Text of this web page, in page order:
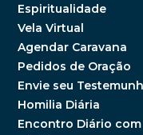
Espiritualidade
Vela Virtual
Agendar Caravana
Pedidos de Oração
Envie seu
Homilia Diária
Encontro Diário com